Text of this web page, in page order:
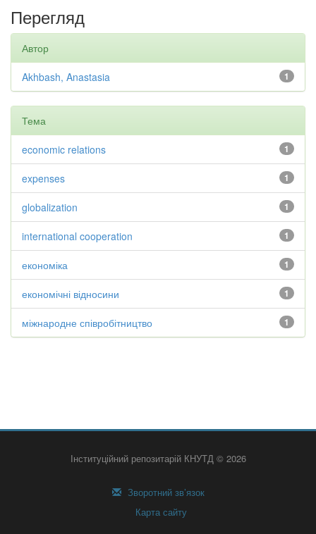
Перегляд
Автор
1
Akhbash, Anastasia
Тема
1
economic relations
1
expenses
1
globalization
1
international cooperation
1
економіка
1
економічні відносини
1
міжнародне співробітництво
Інституційний репозитарій КНУТД © 2026
Зворотний зв’язок
Карта сайту